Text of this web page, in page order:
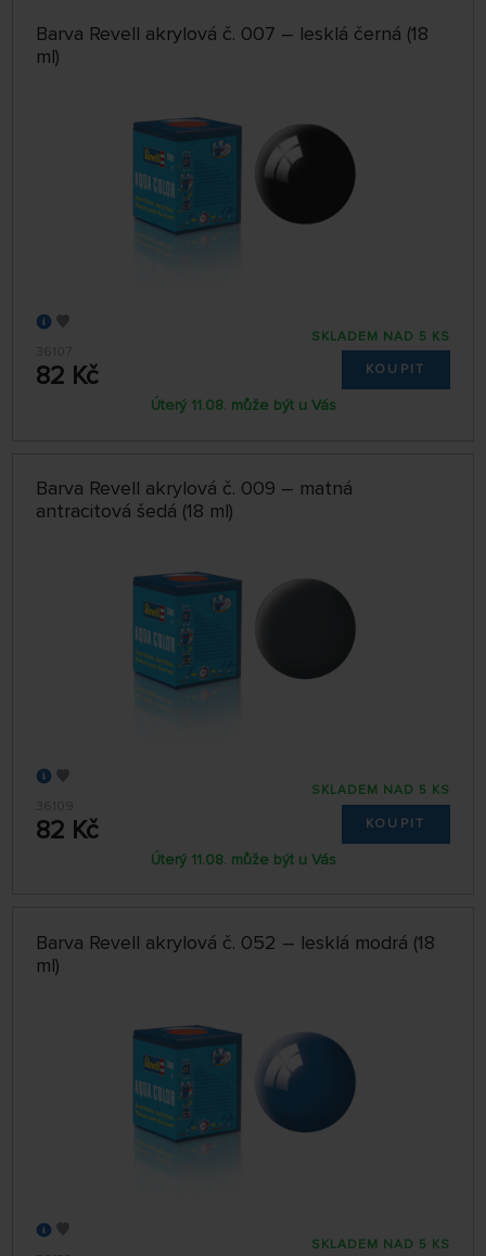
Barva Revell akrylová č. 007 – lesklá černá (18
ml)
36107
82 Kč
SKLADEM NAD 5 KS
KOUPIT
Úterý 11.08. může být u Vás
Barva Revell akrylová č. 009 – matná
antracitová šedá (18 ml)
36109
82 Kč
SKLADEM NAD 5 KS
KOUPIT
Úterý 11.08. může být u Vás
Barva Revell akrylová č. 052 – lesklá modrá (18
ml)
SKLADEM NAD 5 KS